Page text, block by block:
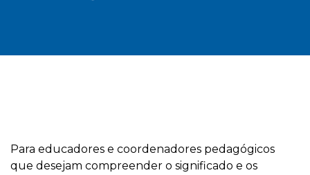
Para educadores e coordenadores pedagógicos
que desejam compreender o significado e os